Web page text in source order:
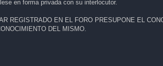
en forma privada con su interlocutor.
REGISTRADO EN EL FORO PRESUPONE EL
DEL MISMO.